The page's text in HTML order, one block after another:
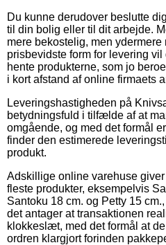
Du kunne derudover beslutte
til din bolig eller til dit arbejde.
mere bekostelig, men
prisbevidste form for levering
hente produkterne, som jo
i kort afstand af online firmaets
Leveringshastigheden på
betydningsfuld i tilfælde af at
omgående, og med det formål
finder den estimerede
produkt.
Adskillige online varehuse
fleste produkter, eksempelvis
Santoku 18 cm. og Petty 15
det antager at transaktionen
klokkeslæt, med det formål at
ordren klargjort forinden